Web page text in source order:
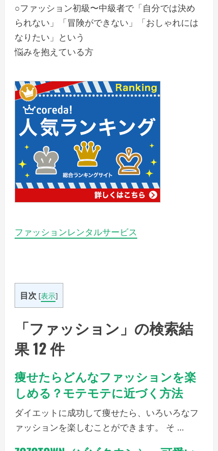
○ファッション初級〜中級者で「自分では決め
られない」「冒険ができない」「おしゃれには
なりたい」という
悩みを抱えている方
ファッションレンタルサービス
目次 [表示]
「ファッション」の検索結
果 12 件
痩せたらどんなファッションを楽
しめる？モテモテに近づく方法
ダイエットに成功して痩せたら、いろいろなフ
ァッションを楽しむことができます。 そ …